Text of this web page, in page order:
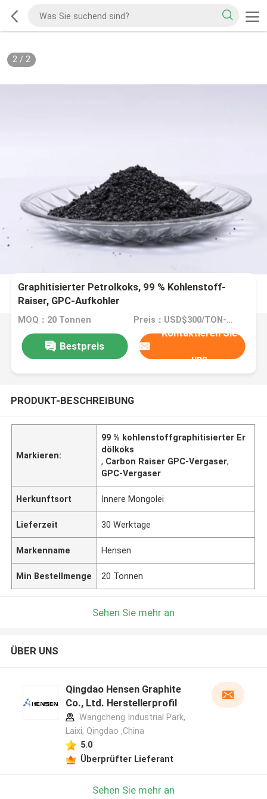
2/ 2
Graphitisierter Petrolkoks, 99 % Kohlenstoff-
Raiser, GPC-Aufkohler
MOQ：20 Tonnen Preis：USD$300/TON-USD$3000/TON
Bestpreis
Kontaktieren Sie
uns
PRODUKT-BESCHREIBUNG
Markieren:
99 % kohlenstoffgraphitisierter Er
dölkoks
, Carbon Raiser GPC-Vergaser,
GPC-Vergaser
Herkunftsort Innere Mongolei
Lieferzeit 30 Werktage
Markenname Hensen
Min Bestellmenge 20 Tonnen
Sehen Sie mehr an
ÜBER UNS
Qingdao Hensen Graphite
Co., Ltd. Herstellerprofil
Wangcheng Industrial Park,
Laixi, Qingdao ,China
5.0
Überprüfter Lieferant
Sehen Sie mehr an